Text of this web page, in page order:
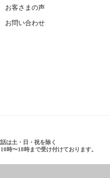
お客さまの声
お問い合わせ
は土・日・祝を除く
時〜18時まで受け付けております。